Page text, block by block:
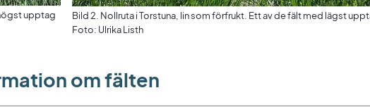
upptag
Bild 2. Nollruta i Torstuna, lin som förfrukt. Ett av de fält med lägst
Foto: Ulrika Listh
om fälten